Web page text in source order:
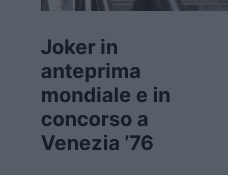
Joker in
anteprima
mondiale e in
concorso a
Venezia ’76